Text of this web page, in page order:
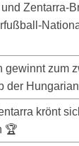
Zentarra-
gewinnt zum
der
krönt
🏆